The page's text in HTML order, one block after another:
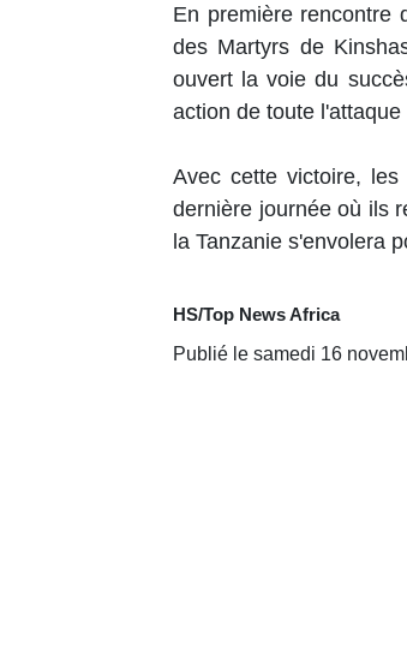
En première rencontre
des Martyrs de
ouvert la voie du
action de toute
Avec cette victoire,
dernière journée où ils
la Tanzanie s'envolera
HS/Top News Africa
Publié le samedi 16